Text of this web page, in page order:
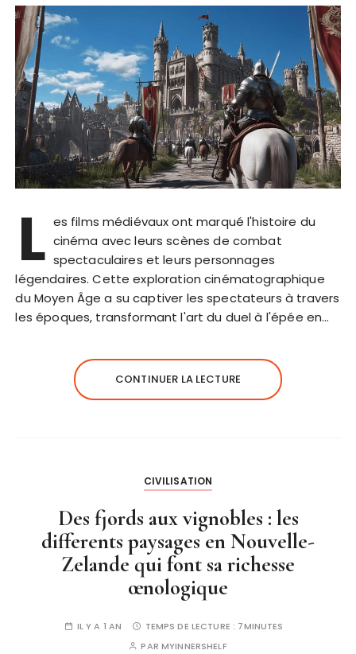
L es films médiévaux ont marqué l'histoire du
cinéma avec leurs scènes de combat
spectaculaires et leurs personnages
légendaires. Cette exploration cinématographique
du Moyen Âge a su captiver les spectateurs à travers
les époques, transformant l'art du duel à l'épée en…
CONTINUER LA LECTURE
CIVILISATION
Des fjords aux vignobles : les
differents paysages en Nouvelle-
Zelande qui font sa richesse
œnologique
IL Y A 1 AN TEMPS DE LECTURE : 7MINUTES
PAR MYINNERSHELF